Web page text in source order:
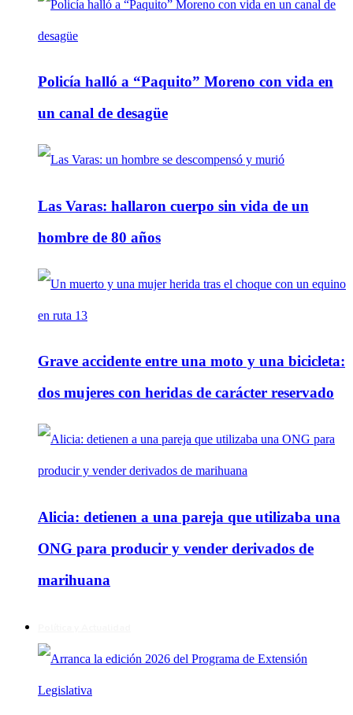
Policía halló a “Paquito” Moreno con vida en
un canal de desagüe
Las Varas: hallaron cuerpo sin vida de un
hombre de 80 años
Grave accidente entre una moto y una bicicleta:
dos mujeres con heridas de carácter reservado
Alicia: detienen a una pareja que utilizaba una
ONG para producir y vender derivados de
marihuana